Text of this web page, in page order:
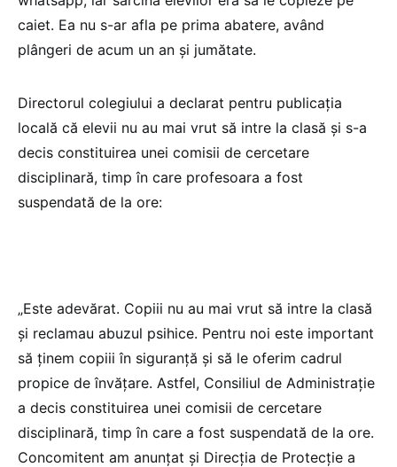
caiet. Ea nu s-ar afla pe prima abatere, având
plângeri de acum un an și jumătate.
Directorul colegiului a declarat pentru publicația
locală că elevii nu au mai vrut să intre la clasă și s-a
decis constituirea unei comisii de cercetare
disciplinară, timp în care profesoara a fost
suspendată de la ore:
„Este adevărat. Copiii nu au mai vrut să intre la clasă
și reclamau abuzul psihice. Pentru noi este important
să ținem copiii în siguranță și să le oferim cadrul
propice de învățare. Astfel, Consiliul de Administrație
a decis constituirea unei comisii de cercetare
disciplinară, timp în care a fost suspendată de la ore.
Concomitent am anunțat și Direcția de Protecție a